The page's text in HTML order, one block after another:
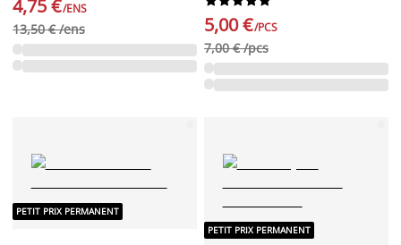
4,75 €/ENS
13,50 € /ens 5,00 €/PCS
7,00 € /pcs
PETIT PRIX PERMANENT
PETIT PRIX PERMANENT